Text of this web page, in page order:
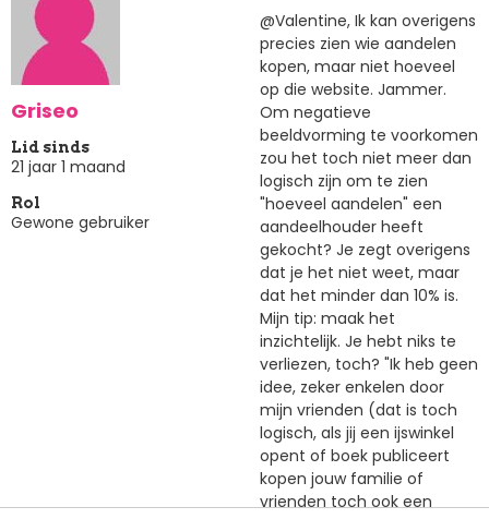
Griseo
Lid sinds
21 jaar 1 maand
Rol
Gewone gebruiker
@Valentine, Ik kan overigens
precies zien wie aandelen
kopen, maar niet hoeveel
op die website. Jammer.
Om negatieve
beeldvorming te voorkomen
zou het toch niet meer dan
logisch zijn om te zien
"hoeveel aandelen" een
aandeelhouder heeft
gekocht? Je zegt overigens
dat je het niet weet, maar
dat het minder dan 10% is.
Mijn tip: maak het
inzichtelijk. Je hebt niks te
verliezen, toch? "Ik heb geen
idee, zeker enkelen door
mijn vrienden (dat is toch
logisch, als jij een ijswinkel
opent of boek publiceert
kopen jouw familie of
vrienden toch ook een